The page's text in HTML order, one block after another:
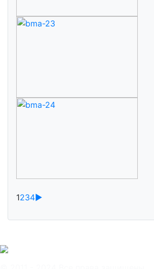
1234►